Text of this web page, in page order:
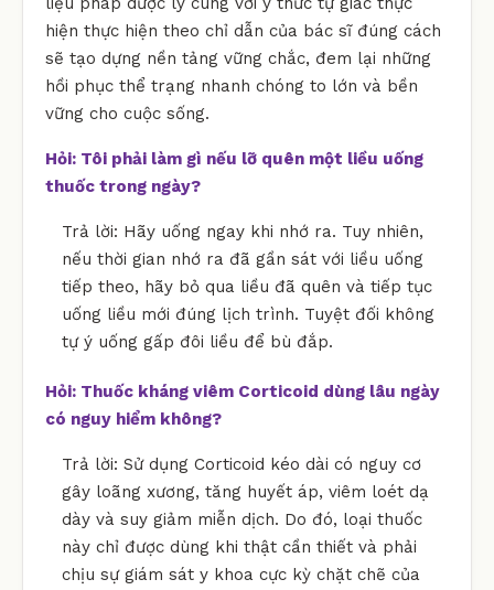
hiện thực hiện theo chỉ dẫn của bác sĩ đúng cách
sẽ tạo dựng nền tảng vững chắc, đem lại những
hồi phục thể trạng nhanh chóng to lớn và bền
vững cho cuộc sống.
Hỏi: Tôi phải làm gì nếu lỡ quên một liều uống
thuốc trong ngày?
Trả lời: Hãy uống ngay khi nhớ ra. Tuy nhiên,
nếu thời gian nhớ ra đã gần sát với liều uống
tiếp theo, hãy bỏ qua liều đã quên và tiếp tục
uống liều mới đúng lịch trình. Tuyệt đối không
tự ý uống gấp đôi liều để bù đắp.
Hỏi: Thuốc kháng viêm Corticoid dùng lâu ngày
có nguy hiểm không?
Trả lời: Sử dụng Corticoid kéo dài có nguy cơ
gây loãng xương, tăng huyết áp, viêm loét dạ
dày và suy giảm miễn dịch. Do đó, loại thuốc
này chỉ được dùng khi thật cần thiết và phải
chịu sự giám sát y khoa cực kỳ chặt chẽ của